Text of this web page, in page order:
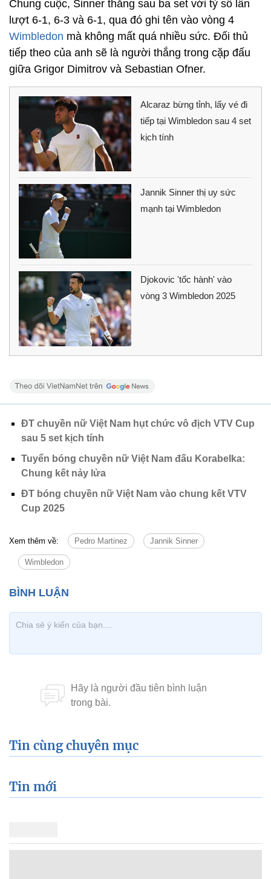
Chung cuộc, Sinner thắng sau ba set với tỷ số lần
lượt 6-1, 6-3 và 6-1, qua đó ghi tên vào vòng 4
Wimbledon mà không mất quá nhiều sức. Đối thủ
tiếp theo của anh sẽ là người thắng trong cặp đấu
giữa Grigor Dimitrov và Sebastian Ofner.
Alcaraz bừng tỉnh, lấy vé đi
tiếp tại Wimbledon sau 4 set
kịch tính
Jannik Sinner thị uy sức
mạnh tại Wimbledon
Djokovic 'tốc hành' vào
vòng 3 Wimbledon 2025
ĐT chuyền nữ Việt Nam hụt chức vô địch VTV Cup
sau 5 set kịch tính
Tuyển bóng chuyền nữ Việt Nam đấu Korabelka:
Chung kết nảy lửa
ĐT bóng chuyền nữ Việt Nam vào chung kết VTV
Cup 2025
Xem thêm về: Pedro Martinez Jannik Sinner
Wimbledon
Tin cùng chuyên mục
Tin mới